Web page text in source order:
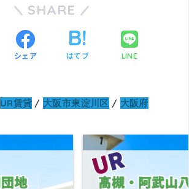
SHARE
シェア はてブ LINE
UR賃貸 大阪市東淀川区 大阪府